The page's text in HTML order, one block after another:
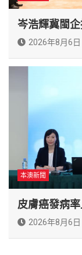
岑浩輝冀閩
2026年8月6日
本澳新聞
皮膚癌發病
2026年8月6日